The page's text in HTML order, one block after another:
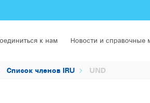
к нам Новости и справочные
Список членов IRU UND